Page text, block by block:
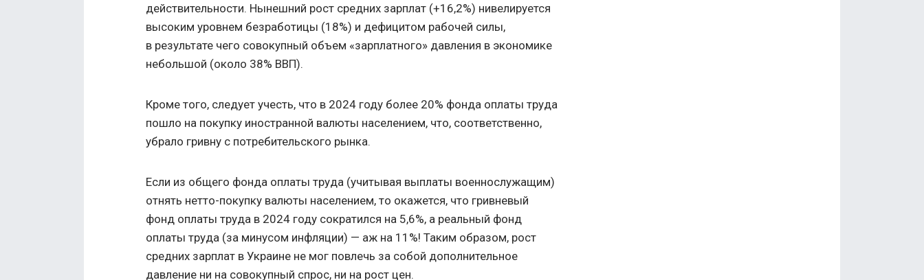
действительности. Нынешний рост средних зарплат (+16,2%) нивелируется
высоким уровнем безработицы (18%) и дефицитом рабочей силы,
в результате чего совокупный объем «зарплатного» давления в экономике
небольшой (около 38% ВВП).
Кроме того, следует учесть, что в 2024 году более 20% фонда оплаты труда
пошло на покупку иностранной валюты населением, что, соответственно,
убрало гривну с потребительского рынка.
Если из общего фонда оплаты труда (учитывая выплаты военнослужащим)
отнять нетто-покупку валюты населением, то окажется, что гривневый
фонд оплаты труда в 2024 году сократился на 5,6%, а реальный фонд
оплаты труда (за минусом инфляции) — аж на 11%! Таким образом, рост
средних зарплат в Украине не мог повлечь за собой дополнительное
давление ни на совокупный спрос, ни на рост цен.